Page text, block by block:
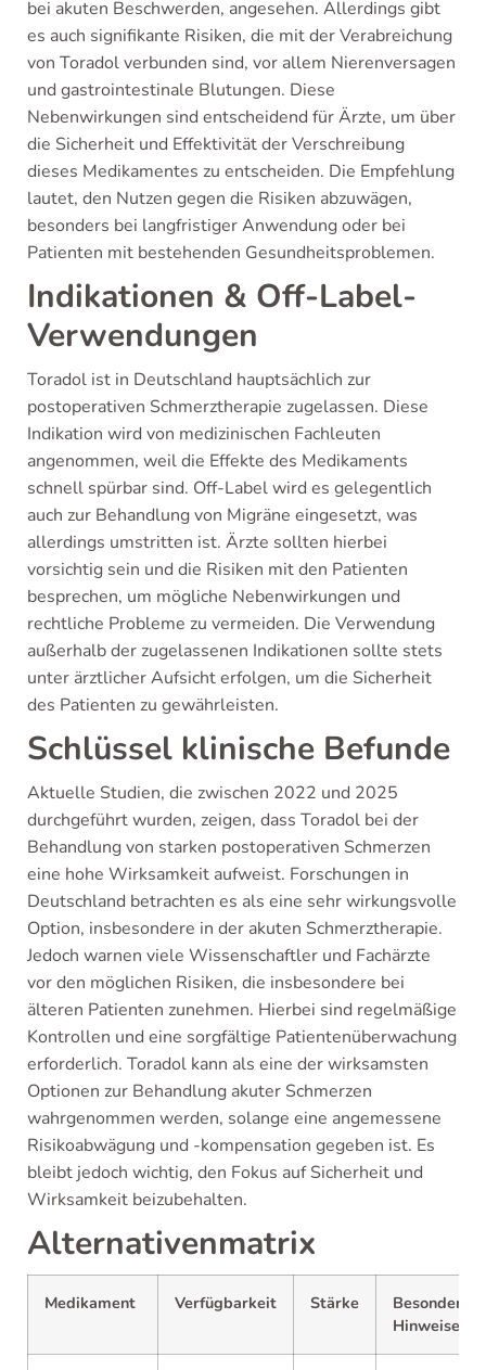
bei akuten Beschwerden, angesehen. Allerdings gibt
es auch signifikante Risiken, die mit der Verabreichung
von Toradol verbunden sind, vor allem Nierenversagen
und gastrointestinale Blutungen. Diese
Nebenwirkungen sind entscheidend für Ärzte, um über
die Sicherheit und Effektivität der Verschreibung
dieses Medikamentes zu entscheiden. Die Empfehlung
lautet, den Nutzen gegen die Risiken abzuwägen,
besonders bei langfristiger Anwendung oder bei
Patienten mit bestehenden Gesundheitsproblemen.
Indikationen & Off-Label-
Verwendungen
Toradol ist in Deutschland hauptsächlich zur
postoperativen Schmerztherapie zugelassen. Diese
Indikation wird von medizinischen Fachleuten
angenommen, weil die Effekte des Medikaments
schnell spürbar sind. Off-Label wird es gelegentlich
auch zur Behandlung von Migräne eingesetzt, was
allerdings umstritten ist. Ärzte sollten hierbei
vorsichtig sein und die Risiken mit den Patienten
besprechen, um mögliche Nebenwirkungen und
rechtliche Probleme zu vermeiden. Die Verwendung
außerhalb der zugelassenen Indikationen sollte stets
unter ärztlicher Aufsicht erfolgen, um die Sicherheit
des Patienten zu gewährleisten.
Schlüssel klinische Befunde
Aktuelle Studien, die zwischen 2022 und 2025
durchgeführt wurden, zeigen, dass Toradol bei der
Behandlung von starken postoperativen Schmerzen
eine hohe Wirksamkeit aufweist. Forschungen in
Deutschland betrachten es als eine sehr wirkungsvolle
Option, insbesondere in der akuten Schmerztherapie.
Jedoch warnen viele Wissenschaftler und Fachärzte
vor den möglichen Risiken, die insbesondere bei
älteren Patienten zunehmen. Hierbei sind regelmäßige
Kontrollen und eine sorgfältige Patientenüberwachung
erforderlich. Toradol kann als eine der wirksamsten
Optionen zur Behandlung akuter Schmerzen
wahrgenommen werden, solange eine angemessene
Risikoabwägung und -kompensation gegeben ist. Es
bleibt jedoch wichtig, den Fokus auf Sicherheit und
Wirksamkeit beizubehalten.
Alternativenmatrix
Medikament Verfügbarkeit Stärke
Besondere
Hinweise